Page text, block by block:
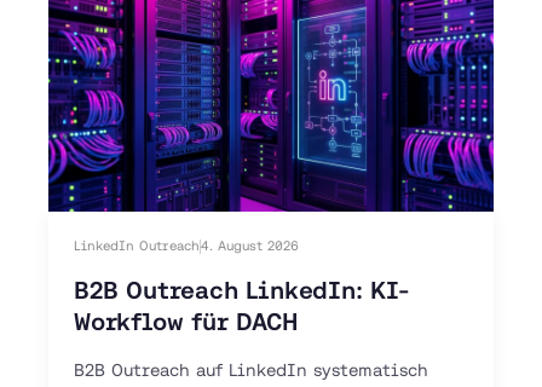
LinkedIn Outreach4. August 2026
B2B Outreach LinkedIn: KI-
Workflow für DACH
B2B Outreach auf LinkedIn systematisch